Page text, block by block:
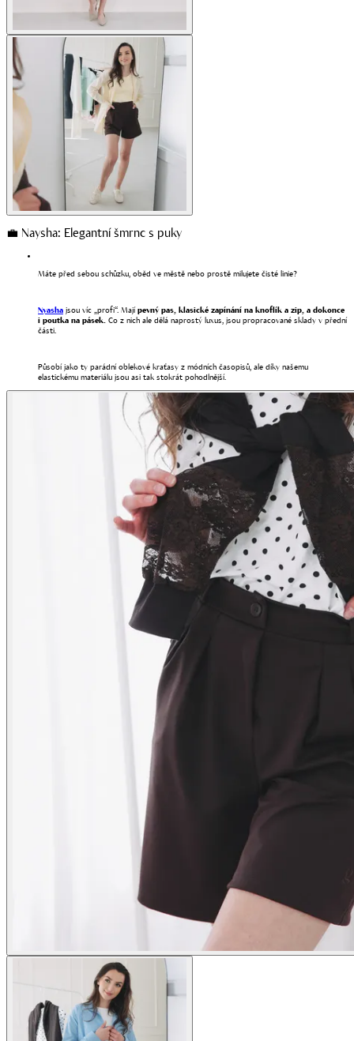
💼 Naysha: Elegantní šmrnc s puky
Máte před sebou schůzku, oběd ve městě nebo prostě milujete čisté linie?
Nyasha jsou víc „profi“. Majípevný pas, klasické zapínání na knoflík a zip, a dokonce
i poutka na pásek. Co z nich ale dělá naprostý luxus, jsou propracované sklady v přední
části.
Působí jako ty parádní oblekové kraťasy z módních časopisů, ale díky našemu
elastickému materiálu jsou asi tak stokrát pohodlnější.